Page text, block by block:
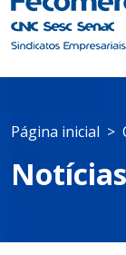
Página inicial
Notícias